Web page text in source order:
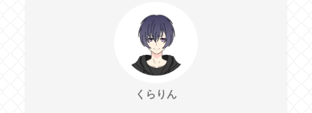
くらりん